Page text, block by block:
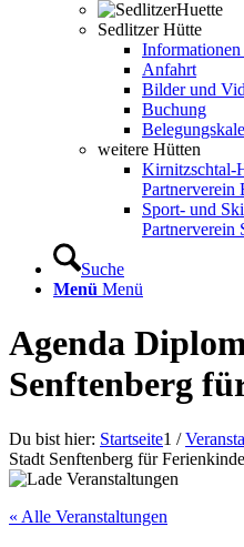
Sedlitzer Hütte
Anfahrt
Bilder und
Buchung
weitere Hütten
Kirnitzschtal-
Partnerverein
Sport- und
Partnerverein
Suche
Menü Menü
Agenda
Senftenberg
Du bist hier: Startseite1 /
Stadt Senftenberg für
« Alle Veranstaltungen